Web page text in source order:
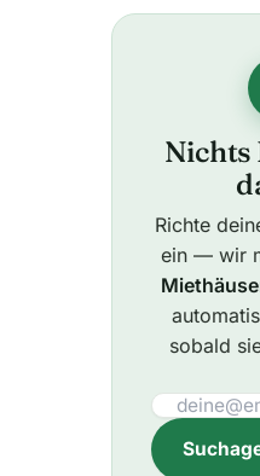
Nichts
Richte
ein — wir
sobald